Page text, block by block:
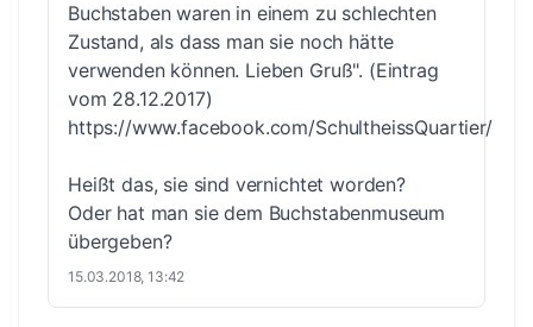
Buchstaben waren in einem zu schlechten
Zustand, als dass man sie noch hätte
verwenden können. Lieben Gruß". (Eintrag
vom 28.12.2017)
https://www.facebook.com/SchultheissQuartier/
Heißt das, sie sind vernichtet worden?
Oder hat man sie dem Buchstabenmuseum
übergeben?
15.03.2018, 13:42